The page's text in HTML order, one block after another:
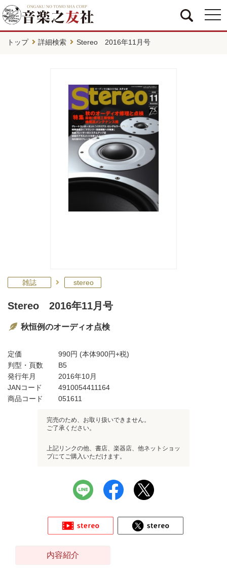
トップ 詳細検索 Stereo 2016年11月号
雑誌 stereo
Stereo 2016年11月号
秋恒例のオーディオ点検
定価 990円 (本体900円+税)
判型・頁数
B5
発行年月
2016年10月
JANコード
4910054411164
商品コード
051611
完売のため、お取り扱いできません。
ご了承ください。
上記リンクの他、書店、楽器店、他ネットショッ
プにてご購入いただけます。
内容紹介